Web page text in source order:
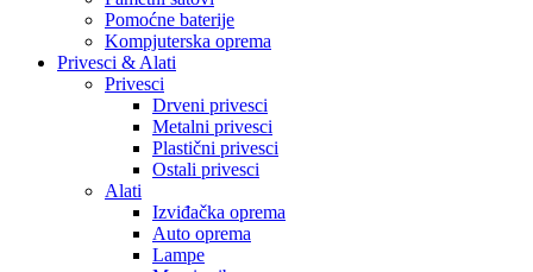
Pomoćne baterije
Kompjuterska oprema
Privesci & Alati
Privesci
Drveni privesci
Metalni privesci
Plastični privesci
Ostali privesci
Alati
Izviđačka oprema
Auto oprema
Lampe